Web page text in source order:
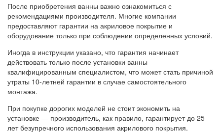
После приобретения ванны важно ознакомиться с
рекомендациями производителя. Многие компании
предоставляют гарантии на акриловое покрытие и
оборудование только при соблюдении определенных условий.
Иногда в инструкции указано, что гарантия начинает
действовать только после установки ванны
квалифицированным специалистом, что может стать причиной
утраты 10-летней гарантии в случае самостоятельного
монтажа.
При покупке дорогих моделей не стоит экономить на
установке — производитель, как правило, гарантирует до 25
лет безупречного использования акрилового покрытия.